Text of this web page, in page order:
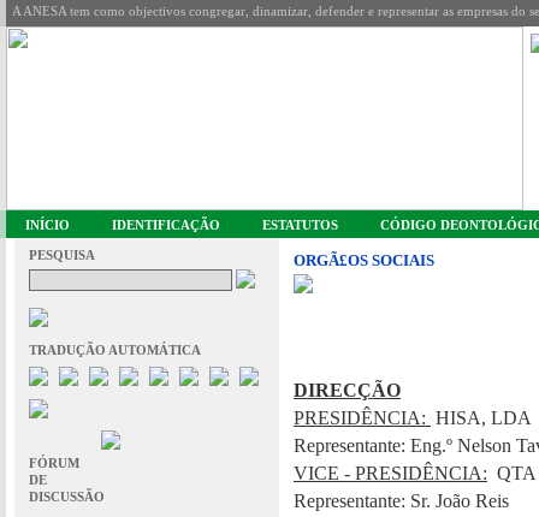
A ANESA tem como objectivos congregar, dinamizar, defender e representar as empresas
INÍCIO IDENTIFICAÇÃO ESTATUTOS CÓDIGO
PESQUISA
TRADUÇÃO AUTOMÁTICA
FÓRUM
DE
DISCUSSÃO
ORGÃ£OS SOCIAIS
DIRECÇÃO
PRESIDÊNCIA: HISA, LDA
Representante: Eng.º Nelson
VICE - PRESIDÊNCIA: QTA
Representante: Sr. João Reis